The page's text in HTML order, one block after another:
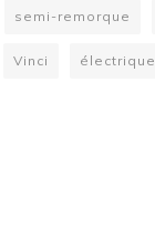
semi-remorque
Vinci électrique